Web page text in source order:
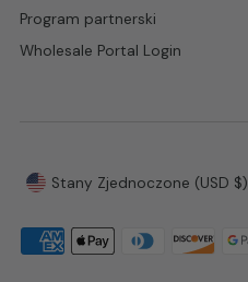
Program partnerski
Wholesale Portal Login
WalutaStany Zjednoczone (USD $)